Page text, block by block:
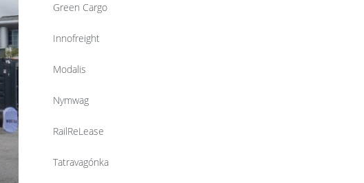
Green Cargo
Innofreight
Modalis
Nymwag
RailReLease
Tatravagónka